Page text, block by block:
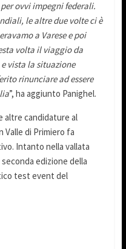
ovvi impegni federali.
le altre due volte ci è
a Varese e poi
volta il viaggio da
vista la situazione
rinunciare ad essere
”, ha aggiunto Panighel.
altre candidature al
Valle di Primiero fa
Intanto nella vallata
edizione della
test event del